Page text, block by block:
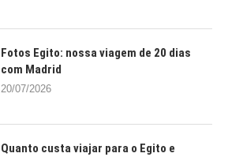
Fotos Egito: nossa viagem de 20 dias
com Madrid
20/07/2026
Quanto custa viajar para o Egito e